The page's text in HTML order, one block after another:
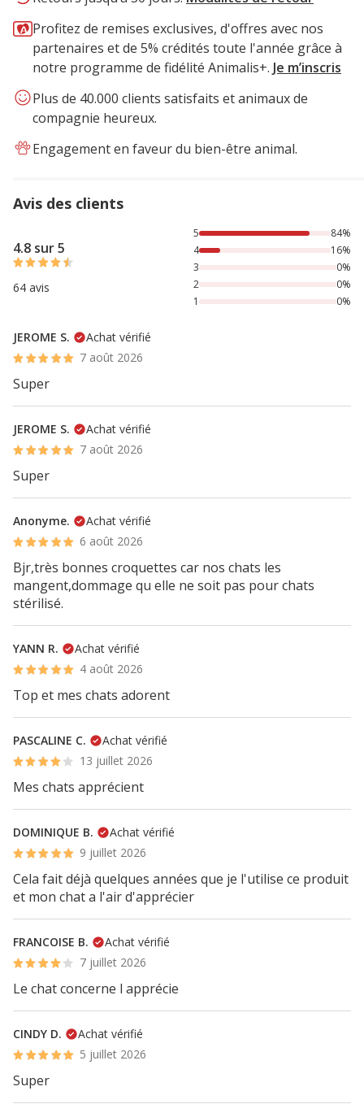
Profitez de remises exclusives, d'offres avec nos
partenaires et de 5% crédités toute l'année grâce à
notre programme de fidélité Animalis+. Je m’inscris
Plus de 40.000 clients satisfaits et animaux de
compagnie heureux.
Engagement en faveur du bien-être animal.
Avis des clients
4.8 sur 5
64 avis
84% des personnes lont noté avec {1} étoiles, 16% des
5
84%
4
16%
3
0%
2
0%
1
0%
JEROME S.
Achat vérifié
7 août 2026
Super
JEROME S.
Achat vérifié
7 août 2026
Super
Anonyme.
Achat vérifié
6 août 2026
Bjr,très bonnes croquettes car nos chats les
mangent,dommage qu elle ne soit pas pour chats
stérilisé.
YANN R.
Achat vérifié
4 août 2026
Top et mes chats adorent
PASCALINE C.
Achat vérifié
13 juillet 2026
Mes chats apprécient
DOMINIQUE B.
Achat vérifié
9 juillet 2026
Cela fait déjà quelques années que je l'utilise ce produit
et mon chat a l'air d'apprécier
FRANCOISE B.
Achat vérifié
7 juillet 2026
Le chat concerne l apprécie
CINDY D.
Achat vérifié
5 juillet 2026
Super